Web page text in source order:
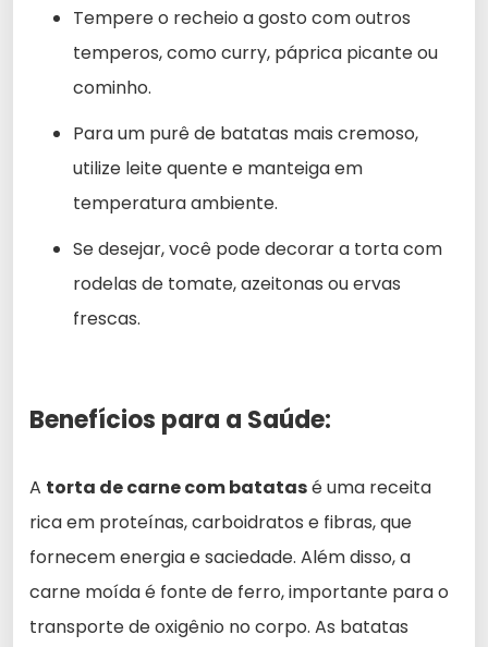
Tempere o recheio a gosto com outros
temperos, como curry, páprica picante ou
cominho.
Para um purê de batatas mais cremoso,
utilize leite quente e manteiga em
temperatura ambiente.
Se desejar, você pode decorar a torta com
rodelas de tomate, azeitonas ou ervas
frescas.
Benefícios para a Saúde:
A torta de carne com batatasé uma receita
rica em proteínas, carboidratos e fibras, que
fornecem energia e saciedade. Além disso, a
carne moída é fonte de ferro, importante para o
transporte de oxigênio no corpo. As batatas